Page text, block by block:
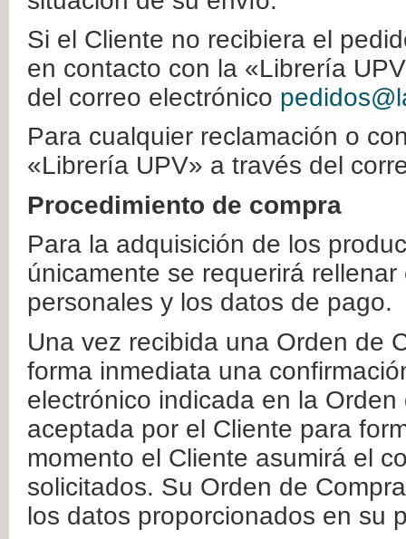
Si el Cliente no recibiera el
en contacto con la «Librería
del correo electrónico
Para cualquier reclamación o
«Librería UPV» a través del
Procedimiento de compra
Para la adquisición de los
únicamente se requerirá
personales y los datos de pago.
Una vez recibida una Orden de
forma inmediata una
electrónico indicada en la
aceptada por el Cliente para
momento el Cliente asumirá el
solicitados. Su Orden de
los datos proporcionados en su